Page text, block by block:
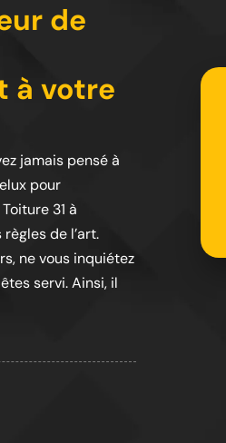
de
à votre
jamais pensé à
pour
31 à
de l’art.
ne vous inquiétez
servi. Ainsi, il